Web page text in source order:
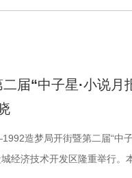
届“中子星·小说月
造梦局开街暨第二届“中
经济技术开发区隆重举行。